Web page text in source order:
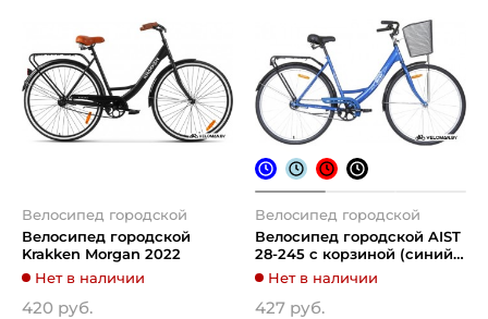
Велосипед городской
Велосипед городской
Krakken Morgan 2022
Нет в наличии
420 руб.
Велосипед городской
Велосипед городской AIST
28-245 с корзиной (синий,
2019)Нет в наличии
427 руб.